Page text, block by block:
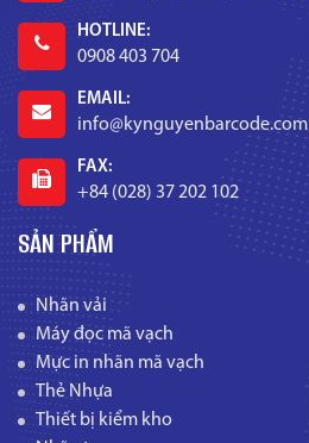
HOTLINE:
0908 403 704
EMAIL:
info@kynguyenbarcode.com
FAX:
+84 (028) 37 202 102
SẢN PHẨM
Nhãn vải
Máy đọc mã vạch
Mực in nhãn mã vạch
Thẻ Nhựa
Thiết bị kiểm kho